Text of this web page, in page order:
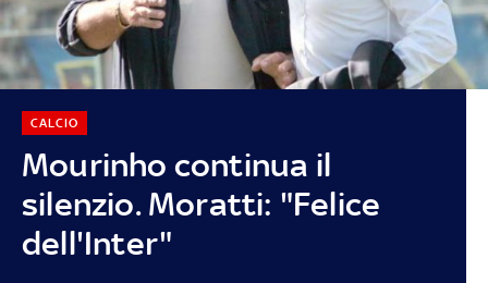
Mourinho continua il
silenzio. Moratti: "Felice
dell'Inter"
CALCIO